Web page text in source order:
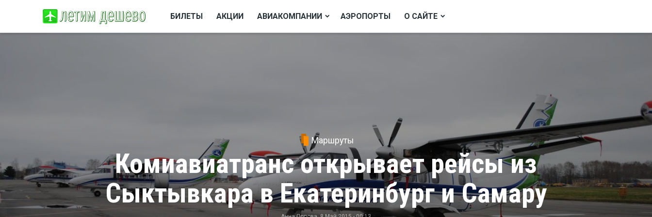
БИЛЕТЫ АКЦИИ АВИАКОМПАНИИ АЭРОПОРТЫ О САЙТЕ
Маршруты
Комиавиатранс открывает рейсы из
Сыктывкара в Екатеринбург и Самару